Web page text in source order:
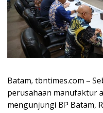
Batam, tbntimes.com –
perusahaan manufaktur
mengunjungi BP Batam,